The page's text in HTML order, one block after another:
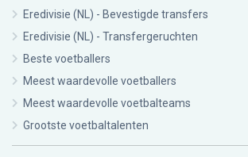
Eredivisie (NL) - Bevestigde transfers
Eredivisie (NL) - Transfergeruchten
Beste voetballers
Meest waardevolle voetballers
Meest waardevolle voetbalteams
Grootste voetbaltalenten